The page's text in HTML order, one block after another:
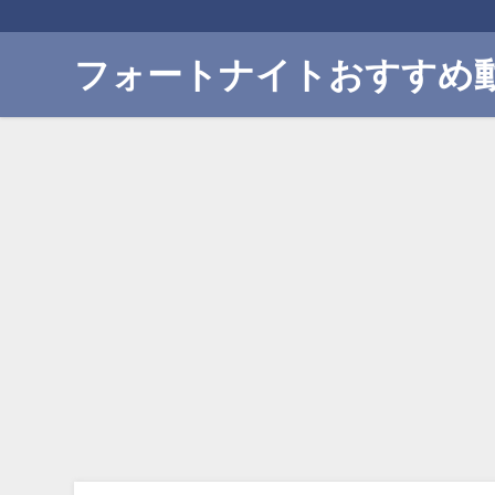
フォートナイトおすすめ